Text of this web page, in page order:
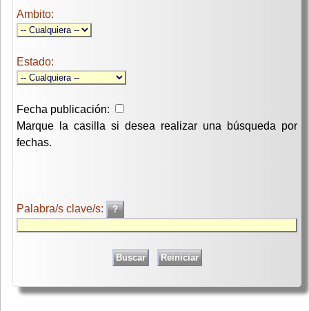
Ambito:
Estado:
Fecha publicación:
Marque la casilla si desea realizar una búsqueda por
fechas.
Palabra/s clave/s: